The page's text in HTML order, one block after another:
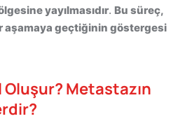
yayılmasıdır. Bu süreç,
aşamaya geçtiğinin göstergesi
Oluşur? Metastazın